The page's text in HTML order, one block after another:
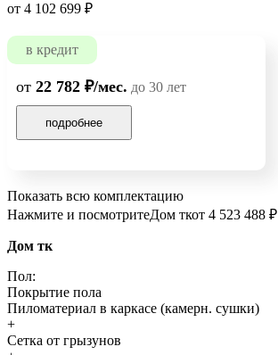
от 4 102 699 ₽
в кредит
от 22 782 ₽/мес. до 30 лет
подробнее
Показать всю комплектацию
Нажмите и посмотритеДом ткот 4 523 488 ₽
Дом тк
Пол:
Покрытие пола
Пиломатериал в каркасе (камерн. сушки)
+
Сетка от грызунов